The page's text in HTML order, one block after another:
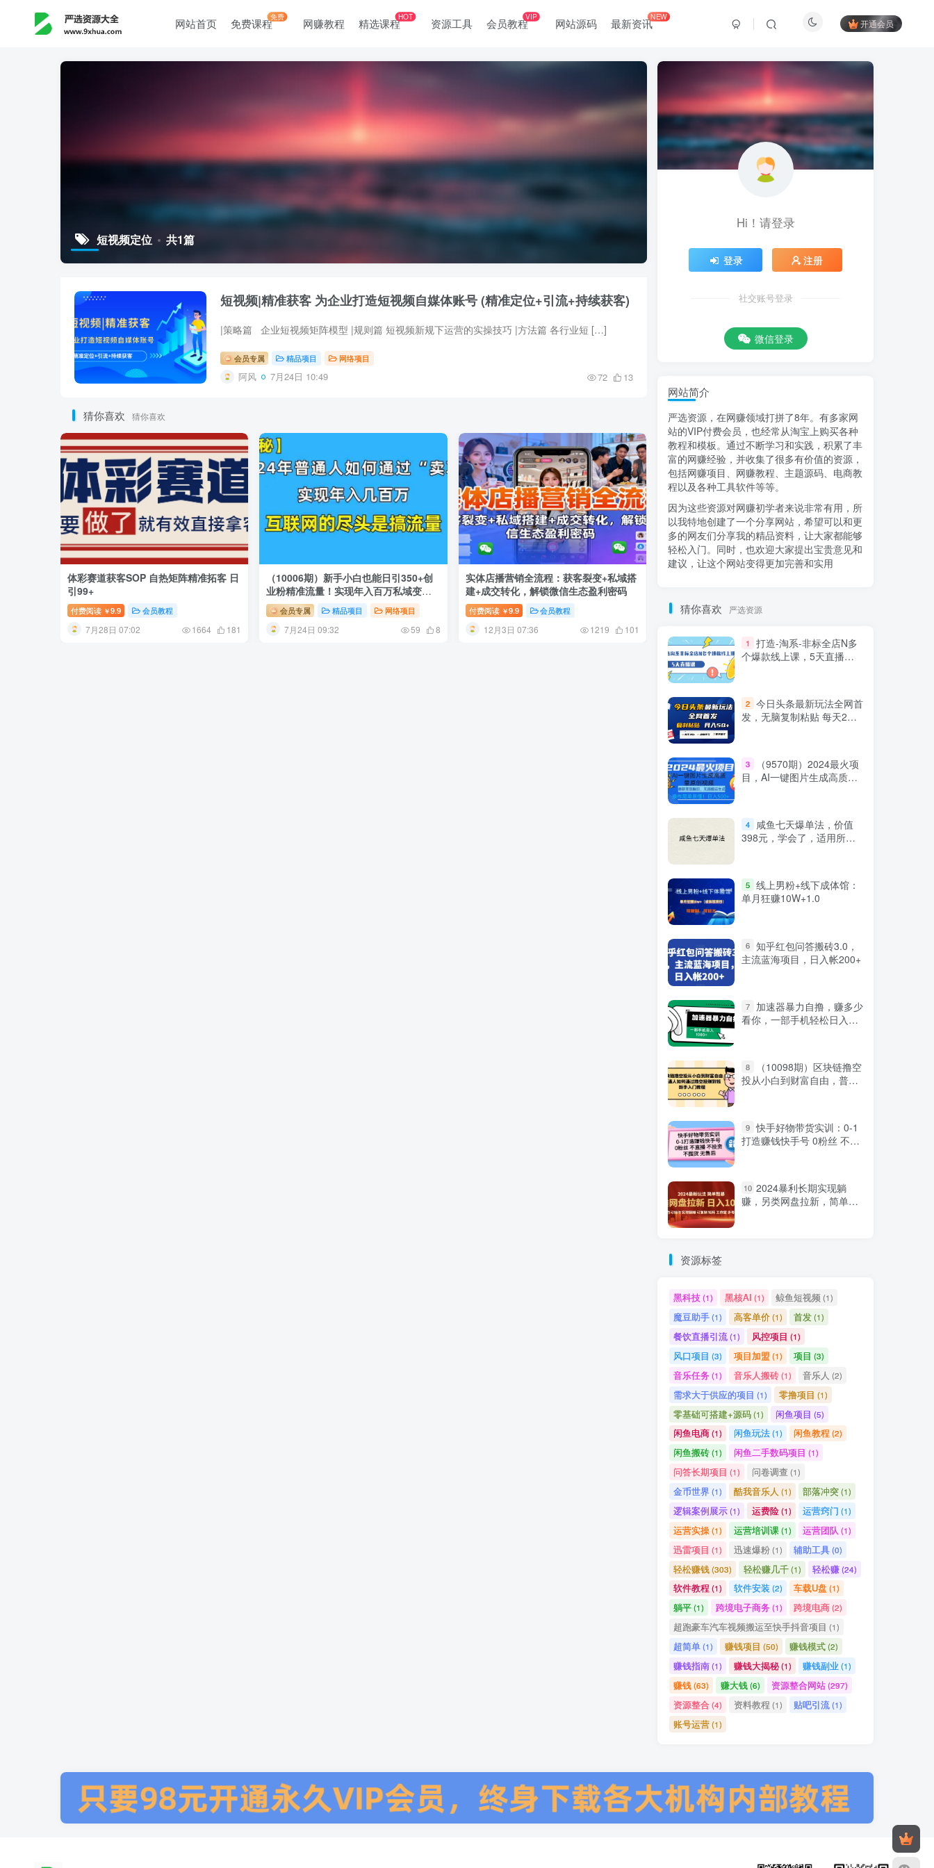
网站首页 免费课程免费 网赚教程 精选课程HOT 资源工具 会员教程VIP 网站源码 最新资讯NEW
开通会员
短视频定位 共1篇
短视频|精准获客 为企业打造短视频自媒体账号 (精准定位+引流+持续获客)
|策略篇 企业短视频矩阵模型 |规则篇 短视频新规下运营的实操技巧 |方法篇 各行业短 […]
会员专属 精品项目 网络项目
阿风 7月24日 10:49 72 13
猜你喜欢 猜你喜欢
体彩赛道获客SOP 自热矩阵精准拓客 日
引99+
付费阅读 ￥9.9 会员教程
7月28日 07:02 1664 181
（10006期）新手小白也能日引350+创
业粉精准流量！实现年入百万私域变现
攻略会员专属 精品项目 网络项目
7月24日 09:32 59 8
实体店播营销全流程：获客裂变+私域搭
建+成交转化，解锁微信生态盈利密码
付费阅读 ￥9.9 会员教程
12月3日 07:36 1219 101
付费阅读 ￥9.9 会员教程
Hi！请登录
登录 注册
社交账号登录
微信登录
网站简介
严选资源，在网赚领域打拼了8年。有多家网
站的VIP付费会员，也经常从淘宝上购买各种
教程和模板。通过不断学习和实践，积累了丰
富的网赚经验，并收集了很多有价值的资源，
包括网赚项目、网赚教程、主题源码、电商教
程以及各种工具软件等等。
因为这些资源对网赚初学者来说非常有用，所
以我特地创建了一个分享网站，希望可以和更
多的网友们分享我的精品资料，让大家都能够
轻松入门。同时，也欢迎大家提出宝贵意见和
建议，让这个网站变得更加完善和实用
猜你喜欢 严选资源
1
打造-淘系-非标全店N多
个爆款线上课，5天直播课
2 今日头条最新玩法全网首
发，无脑复制粘贴 每天2小
3
（9570期）2024最火项
目，AI一键图片生成高质量
4
咸鱼七天爆单法，价值
398元，学会了，适用所有
5 线上男粉+线下成体馆：
单月狂赚10W+1.0
6 知乎红包问答搬砖3.0，
主流蓝海项目，日入帐200+
7
加速器暴力自撸，赚多少
看你，一部手机轻松日入
8
（10098期）区块链撸空
投从小白到财富自由，普通
9 快手好物带货实训：0-1
打造赚钱快手号 0粉丝 不直
10 2024暴利长期实现躺
赚，另类网盘拉新，简单发
资源标签
黑科技(1) 黑核AI (1) 鲸鱼短视频(1)
魔豆助手(1) 高客单价(1) 首发(1)
餐饮直播引流(1) 风控项目 (1)
风口项目 (3) 项目加盟 (1) 项目 (3)
音乐任务(1) 音乐人搬砖(1) 音乐人 (2)
需求大于供应的项目 (1) 零撸项目 (1)
零基础可搭建+源码(1) 闲鱼项目 (5)
闲鱼电商(1) 闲鱼玩法(1) 闲鱼教程 (2)
闲鱼搬砖(1) 闲鱼二手数码项目 (1)
问答长期项目 (1) 问卷调查 (1)
金币世界(1) 酷我音乐人 (1) 部落冲突(1)
逻辑案例展示(1) 运费险(1) 运营窍门 (1)
运营实操(1) 运营培训课(1) 运营团队 (1)
迅雷项目 (1) 迅速爆粉(1) 辅助工具(0)
轻松赚钱(303) 轻松赚几千(1) 轻松赚(24)
软件教程 (1) 软件安装 (2) 车载U盘 (1)
躺平(1) 跨境电子商务(1) 跨境电商(2)
超跑豪车汽车视频搬运至快手抖音项目 (1)
超简单(1) 赚钱项目 (50) 赚钱模式(2)
赚钱指南(1) 赚钱大揭秘(1) 赚钱副业 (1)
赚钱(63) 赚大钱(6) 资源整合网站(297)
资源整合(4) 资料教程 (1) 贴吧引流(1)
账号运营(1)